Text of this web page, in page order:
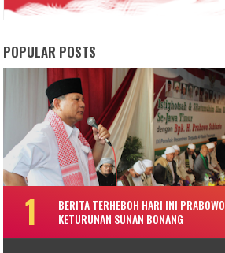
POPULAR POSTS
BERITA TERHEBOH HARI INI PRABOWO
KETURUNAN SUNAN BONANG